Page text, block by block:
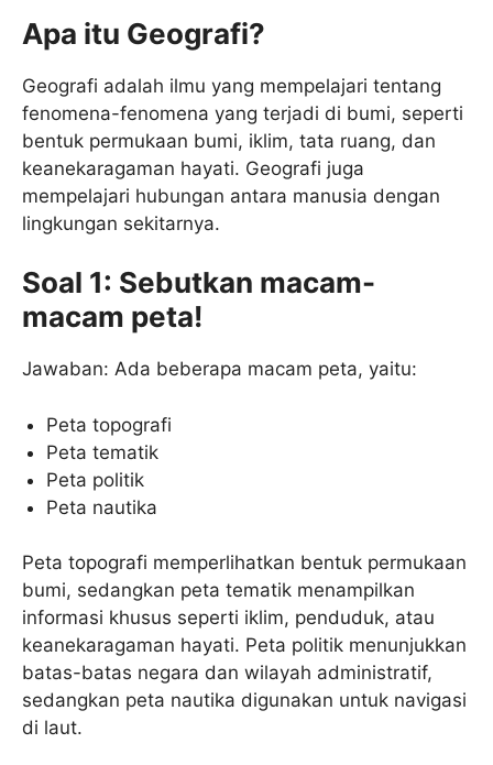
Apa itu Geografi?
Geografi adalah ilmu yang mempelajari tentang
fenomena-fenomena yang terjadi di bumi, seperti
bentuk permukaan bumi, iklim, tata ruang, dan
keanekaragaman hayati. Geografi juga
mempelajari hubungan antara manusia dengan
lingkungan sekitarnya.
Soal 1: Sebutkan macam-
macam peta!
Jawaban: Ada beberapa macam peta, yaitu:
Peta topografi
Peta tematik
Peta politik
Peta nautika
Peta topografi memperlihatkan bentuk permukaan
bumi, sedangkan peta tematik menampilkan
informasi khusus seperti iklim, penduduk, atau
keanekaragaman hayati. Peta politik menunjukkan
batas-batas negara dan wilayah administratif,
sedangkan peta nautika digunakan untuk navigasi
di laut.